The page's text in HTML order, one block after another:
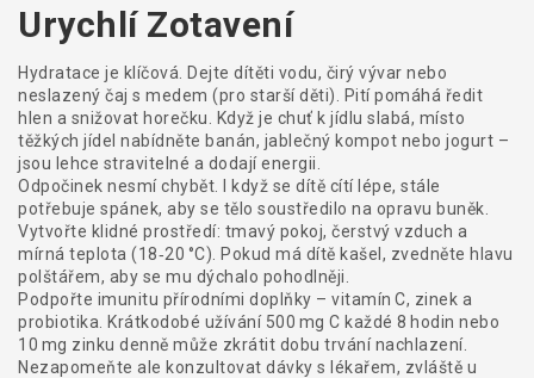
Urychlí Zotavení
Hydratace je klíčová. Dejte dítěti vodu, čirý vývar nebo
neslazený čaj s medem (pro starší děti). Pití pomáhá ředit
hlen a snižovat horečku. Když je chuť k jídlu slabá, místo
těžkých jídel nabídněte banán, jablečný kompot nebo jogurt –
jsou lehce stravitelné a dodají energii.
Odpočinek nesmí chybět. I když se dítě cítí lépe, stále
potřebuje spánek, aby se tělo soustředilo na opravu buněk.
Vytvořte klidné prostředí: tmavý pokoj, čerstvý vzduch a
mírná teplota (18‑20 °C). Pokud má dítě kašel, zvedněte hlavu
polštářem, aby se mu dýchalo pohodlněji.
Podpořte imunitu přírodními doplňky – vitamín C, zinek a
probiotika. Krátkodobé užívání 500 mg C každé 8 hodin nebo
10 mg zinku denně může zkrátit dobu trvání nachlazení.
Nezapomeňte ale konzultovat dávky s lékařem, zvláště u